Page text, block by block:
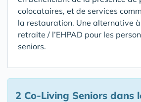
colocataires, et de services
la restauration. Une alternative
retraite / l’EHPAD pour les
seniors.
2 Co-Living Seniors dans